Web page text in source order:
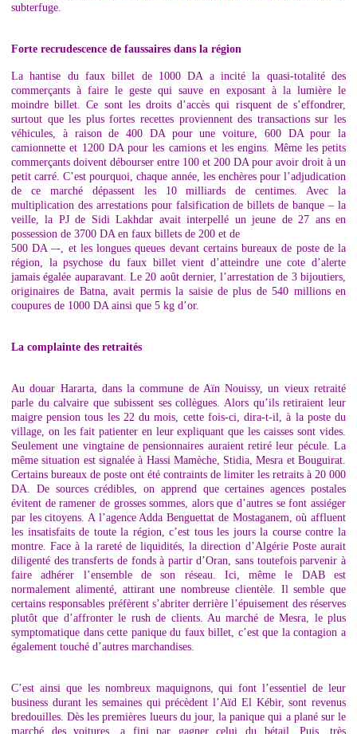
subterfuge.
Forte recrudescence de faussaires dans la région
La hantise du faux billet de 1000 DA a incité la quasi-totalité des
commerçants à faire le geste qui sauve en exposant à la lumière le
moindre billet. Ce sont les droits d’accès qui risquent de s’effondrer,
surtout que les plus fortes recettes proviennent des transactions sur les
véhicules, à raison de 400 DA pour une voiture, 600 DA pour la
camionnette et 1200 DA pour les camions et les engins. Même les petits
commerçants doivent débourser entre 100 et 200 DA pour avoir droit à un
petit carré. C’est pourquoi, chaque année, les enchères pour l’adjudication
de ce marché dépassent les 10 milliards de centimes. Avec la
multiplication des arrestations pour falsification de billets de banque – la
veille, la PJ de Sidi Lakhdar avait interpellé un jeune de 27 ans en
possession de 3700 DA en faux billets de 200 et de
500 DA –-, et les longues queues devant certains bureaux de poste de la
région, la psychose du faux billet vient d’atteindre une cote d’alerte
jamais égalée auparavant. Le 20 août dernier, l’arrestation de 3 bijoutiers,
originaires de Batna, avait permis la saisie de plus de 540 millions en
coupures de 1000 DA ainsi que 5 kg d’or.
La complainte des retraités
Au douar Hararta, dans la commune de Aïn Nouissy, un vieux retraité
parle du calvaire que subissent ses collègues. Alors qu’ils retiraient leur
maigre pension tous les 22 du mois, cette fois-ci, dira-t-il, à la poste du
village, on les fait patienter en leur expliquant que les caisses sont vides.
Seulement une vingtaine de pensionnaires auraient retiré leur pécule. La
même situation est signalée à Hassi Mamèche, Stidia, Mesra et Bouguirat.
Certains bureaux de poste ont été contraints de limiter les retraits à 20 000
DA. De sources crédibles, on apprend que certaines agences postales
évitent de ramener de grosses sommes, alors que d’autres se font assiéger
par les citoyens. A l’agence Adda Benguettat de Mostaganem, où affluent
les insatisfaits de toute la région, c’est tous les jours la course contre la
montre. Face à la rareté de liquidités, la direction d’Algérie Poste aurait
diligenté des transferts de fonds à partir d’Oran, sans toutefois parvenir à
faire adhérer l’ensemble de son réseau. Ici, même le DAB est
normalement alimenté, attirant une nombreuse clientèle. Il semble que
certains responsables préfèrent s’abriter derrière l’épuisement des réserves
plutôt que d’affronter le rush de clients. Au marché de Mesra, le plus
symptomatique dans cette panique du faux billet, c’est que la contagion a
également touché d’autres marchandises.
C’est ainsi que les nombreux maquignons, qui font l’essentiel de leur
business durant les semaines qui précèdent l’Aïd El Kébir, sont revenus
bredouilles. Dès les premières lueurs du jour, la panique qui a plané sur le
marché des voitures, a fini par gagner celui du bétail. Puis, très